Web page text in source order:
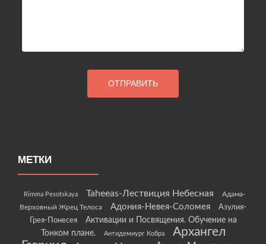
МЕТКИ
Rimma Pesotskaya Taheeas-Лествиция Небесная
Адама-
Верховный Жрец Телоса
Адония-Невея-Соломея
Азулия-
Грея-Понесея
Активации и Посвящения. Обучение на
Тонком плане.
Антидемиург Кобра
Архангел